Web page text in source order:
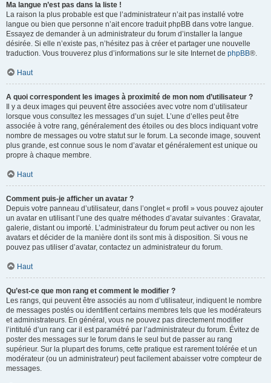
Ma langue n’est pas dans la liste !
La raison la plus probable est que l’administrateur n’ait pas installé votre
langue ou bien que personne n’ait encore traduit phpBB dans votre langue.
Essayez de demander à un administrateur du forum d’installer la langue
désirée. Si elle n’existe pas, n’hésitez pas à créer et partager une nouvelle
traduction. Vous trouverez plus d’informations sur le site Internet de phpBB®.
Haut
A quoi correspondent les images à proximité de mon nom d’utilisateur ?
Il y a deux images qui peuvent être associées avec votre nom d’utilisateur
lorsque vous consultez les messages d’un sujet. L’une d’elles peut être
associée à votre rang, généralement des étoiles ou des blocs indiquant votre
nombre de messages ou votre statut sur le forum. La seconde image, souvent
plus grande, est connue sous le nom d’avatar et généralement est unique ou
propre à chaque membre.
Haut
Comment puis-je afficher un avatar ?
Depuis votre panneau d’utilisateur, dans l’onglet « profil » vous pouvez ajouter
un avatar en utilisant l’une des quatre méthodes d’avatar suivantes : Gravatar,
galerie, distant ou importé. L’administrateur du forum peut activer ou non les
avatars et décider de la manière dont ils sont mis à disposition. Si vous ne
pouvez pas utiliser d’avatar, contactez un administrateur du forum.
Haut
Qu’est-ce que mon rang et comment le modifier ?
Les rangs, qui peuvent être associés au nom d’utilisateur, indiquent le nombre
de messages postés ou identifient certains membres tels que les modérateurs
et administrateurs. En général, vous ne pouvez pas directement modifier
l’intitulé d’un rang car il est paramétré par l’administrateur du forum. Évitez de
poster des messages sur le forum dans le seul but de passer au rang
supérieur. Sur la plupart des forums, cette pratique est rarement tolérée et un
modérateur (ou un administrateur) peut facilement abaisser votre compteur de
messages.